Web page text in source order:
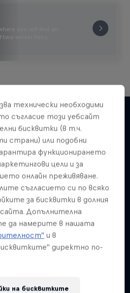
you will find an
wheel films,
технически необходими
съгласие този уебсайт
бисквитки (в т.ч.
страни) или подобни
функционирането
цели и за
онлайн преживяване.
съгласието си по всяко
за бисквитки в долния
Допълнителна
да намерите в нашата
и в
директно по-
на бисквитките